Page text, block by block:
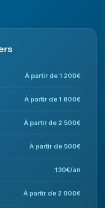
À partir de 1 200€
À partir de 1 800€
À partir de 2 500€
À partir de 500€
130€/an
À partir de 2 000€